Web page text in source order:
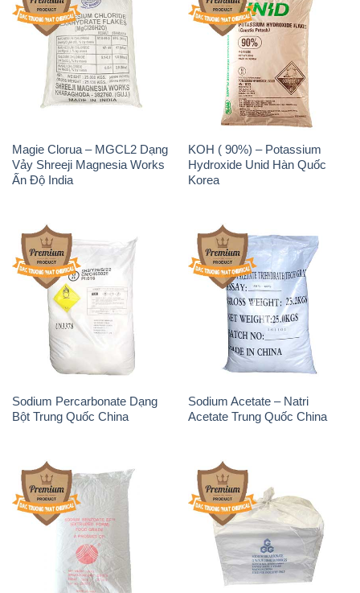
Magie Clorua – MGCL2 Dạng
Vảy Shreeji Magnesia Works
Ấn Độ India
KOH ( 90%) – Potassium
Hydroxide Unid Hàn Quốc
Korea
Sodium Percarbonate Dạng
Bột Trung Quốc China
Sodium Acetate – Natri
Acetate Trung Quốc China